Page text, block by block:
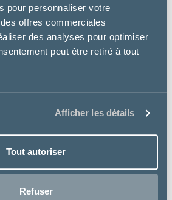
pour personnaliser votre
offres commerciales
des analyses pour optimiser
peut être retiré à tout
Afficher les détails
Tout autoriser
Refuser